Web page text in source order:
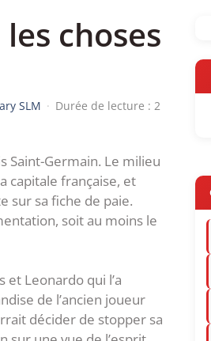
choses
SLM · Durée de lecture : 2
Saint-Germain. Le milieu
capitale française, et
sur sa fiche de paie.
soit au moins le
Leonardo qui l’a
de l’ancien joueur
décider de stopper sa